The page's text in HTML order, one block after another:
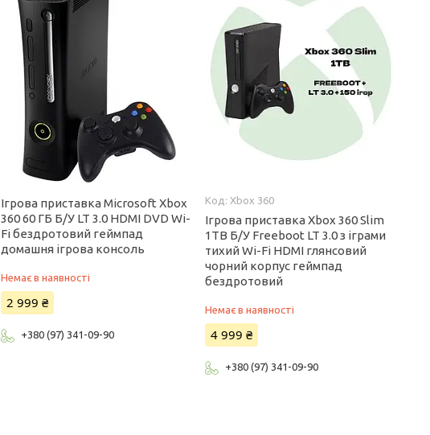
Ігрова приставка Microsoft Xbox
360 60 ГБ Б/У LT 3.0 HDMI DVD Wi-
Fi бездротовий геймпад
домашня ігрова консоль
Немає в наявності
2 999 ₴
+380 (97) 341-09-90
Xbox 360
Ігрова приставка Xbox 360 Slim
1TB Б/У Freeboot LT 3.0 з іграми
тихий Wi-Fi HDMI глянсовий
чорний корпус геймпад
бездротовий
Немає в наявності
4 999 ₴
+380 (97) 341-09-90